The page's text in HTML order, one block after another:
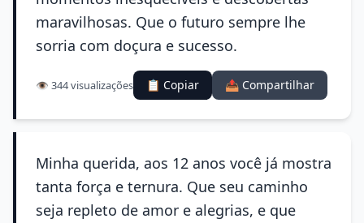
maravilhosas. Que o futuro sempre lhe
sorria com doçura e sucesso.
👁️ 344 visualizações 📋 Copiar 📤 Compartilhar
Minha querida, aos 12 anos você já mostra
tanta força e ternura. Que seu caminho
seja repleto de amor e alegrias, e que